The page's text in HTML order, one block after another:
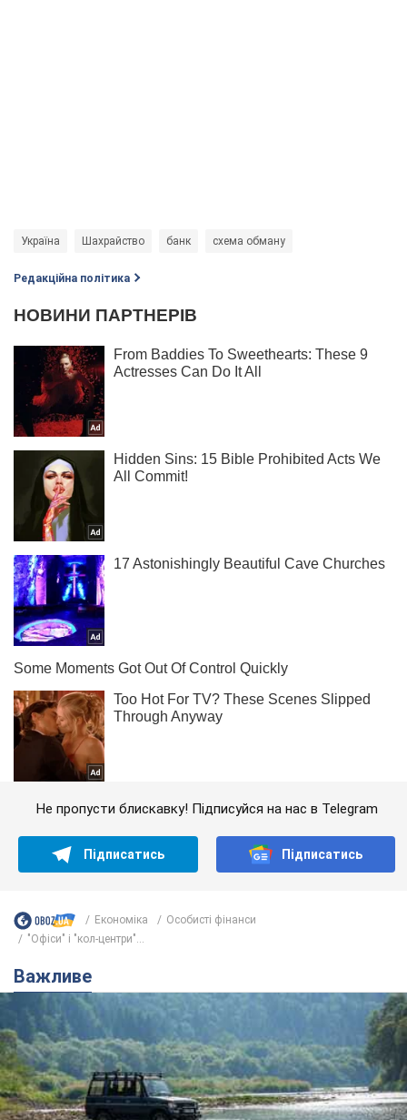
Україна Шахрайство банк схема обману
Редакційна політика
Не пропусти блискавку! Підписуйся на нас в Telegram
Підписатись Підписатись
Економіка
Особисті фінанси
"Офіси" і "кол-центри"...
Важливе